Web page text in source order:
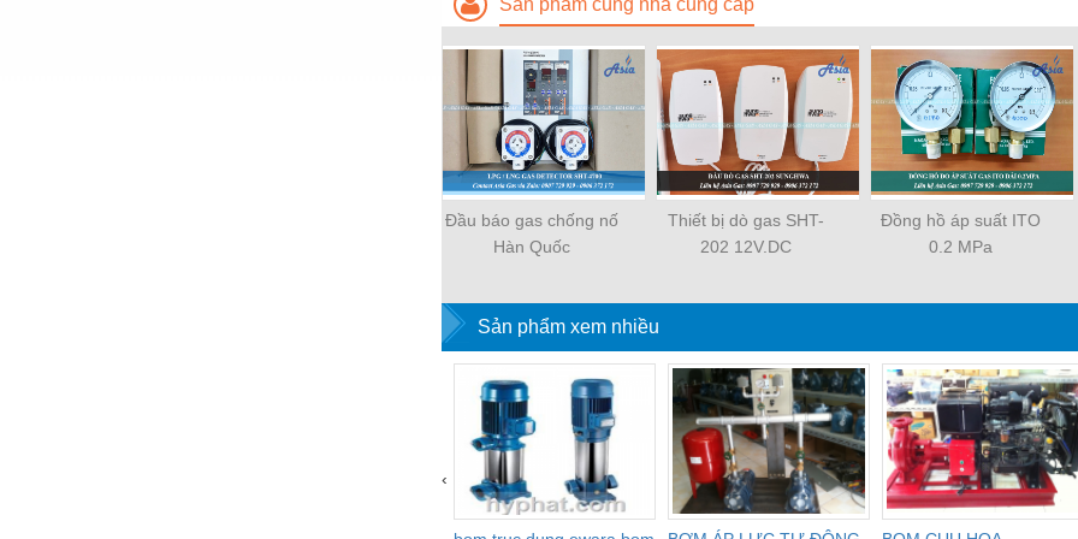
Đầu báo gas chống nố
Hàn Quốc
Thiết bị dò gas SHT-
202 12V.DC
Đồng hồ áp suất ITO
0.2 MPa
Sản phẩm xem nhiều
‹